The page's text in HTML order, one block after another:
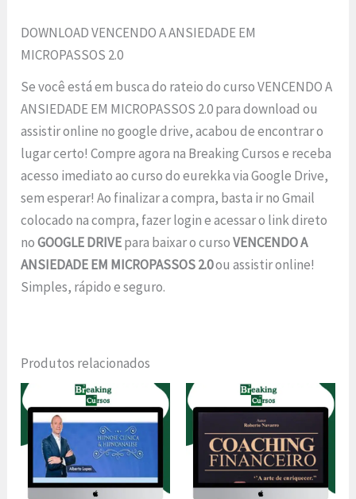
DOWNLOAD VENCENDO A ANSIEDADE EM
MICROPASSOS 2.0
Se você está em busca do rateio do curso VENCENDO A
ANSIEDADE EM MICROPASSOS 2.0 para download ou
assistir online no google drive, acabou de encontrar o
lugar certo! Compre agora na Breaking Cursos e receba
acesso imediato ao curso do eurekka via Google Drive,
sem esperar! Ao finalizar a compra, basta ir no Gmail
colocado na compra, fazer login e acessar o link direto
noGOOGLE DRIVEpara baixar o cursoVENCENDO A
ANSIEDADE EM MICROPASSOS 2.0ou assistir online!
Simples, rápido e seguro.
Produtos relacionados